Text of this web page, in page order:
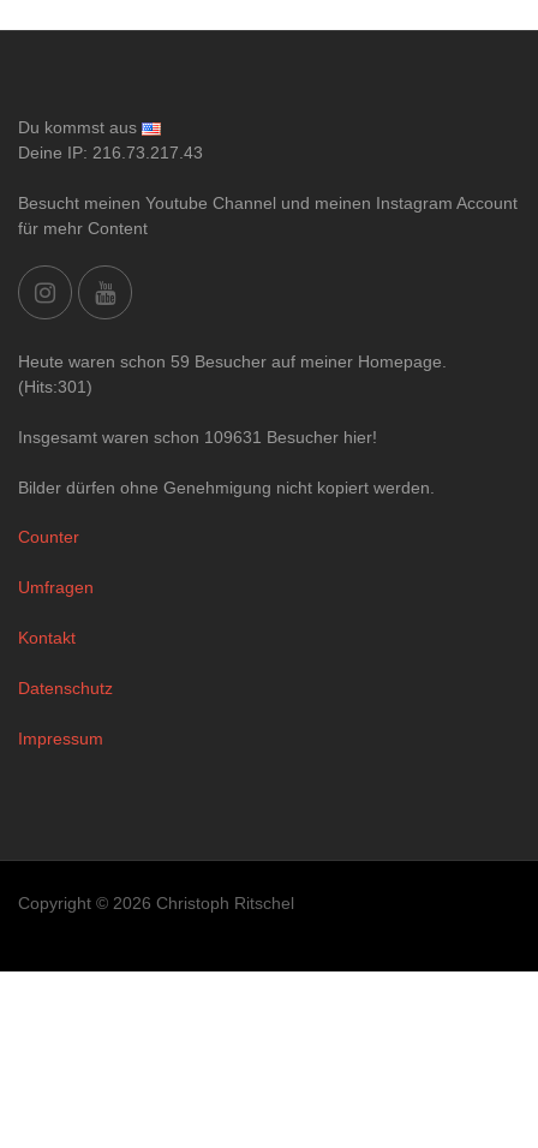
Du kommst aus
Deine IP: 216.73.217.43
Besucht meinen Youtube Channel und meinen Instagram Account
für mehr Content
Heute waren schon 59 Besucher auf meiner Homepage.
(Hits:301)
Insgesamt waren schon 109631 Besucher hier!
Bilder dürfen ohne Genehmigung nicht kopiert werden.
Counter
Umfragen
Kontakt
Datenschutz
Impressum
Copyright © 2026 Christoph Ritschel